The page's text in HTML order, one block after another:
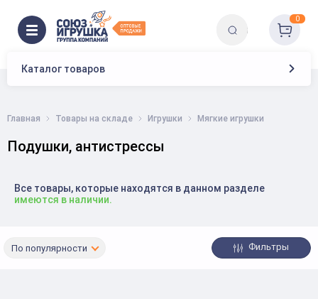
Каталог товаров
0
Главная Товары на складе Игрушки Мягкие игрушки
Подушки, антистрессы
Все товары, которые находятся в данном разделе
имеются в наличии.
По популярности Фильтры